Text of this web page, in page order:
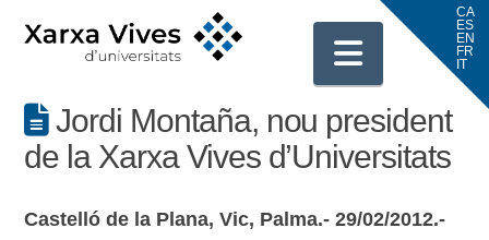
Jordi Montaña, nou president
de la Xarxa Vives d’Universitats
Castelló de la Plana, Vic, Palma.- 29/02/2012.-